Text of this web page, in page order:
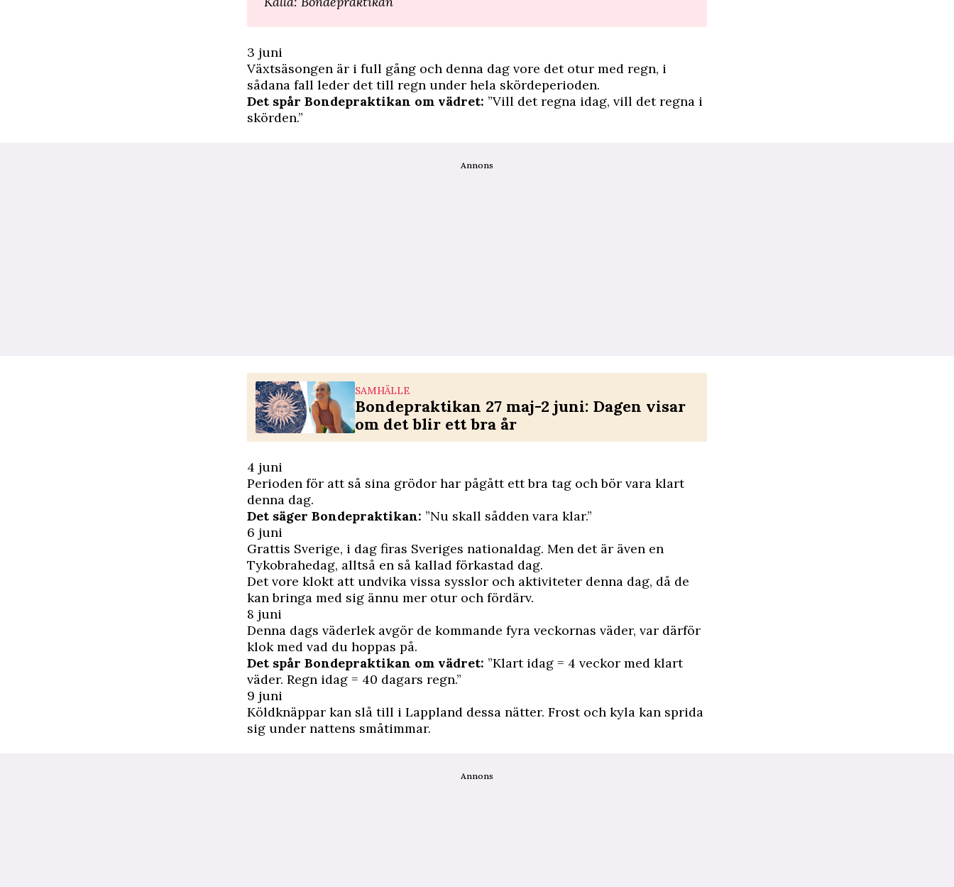
3 juni
Växtsäsongen är i full gång och denna dag vore det otur med regn, i
sådana fall leder det till regn under hela skördeperioden.
Det spår Bondepraktikan om vädret: ”Vill det regna idag, vill det regna i
skörden.”
Annons
SAMHÄLLE
Bondepraktikan 27 maj-2 juni: Dagen visar
om det blir ett bra år
4 juni
Perioden för att så sina grödor har pågått ett bra tag och bör vara klart
denna dag.
Det säger Bondepraktikan: ”Nu skall sådden vara klar.”
6 juni
Grattis Sverige, i dag firas Sveriges nationaldag. Men det är även en
Tykobrahedag, alltså en så kallad förkastad dag.
Det vore klokt attundvika vissa sysslor och aktiviteter denna dag, då de
kan bringa med sig ännu mer otur och fördärv.
8 juni
Denna dags väderlek avgör de kommande fyra veckornas väder, var därför
klok med vad du hoppas på.
Det spår Bondepraktikan om vädret: ”Klart idag = 4 veckor med klart
väder. Regn idag = 40 dagars regn.”
9 juni
Köldknäppar kan slå till i Lappland dessa nätter. Frost och kyla kan sprida
sig under nattens småtimmar.
Annons